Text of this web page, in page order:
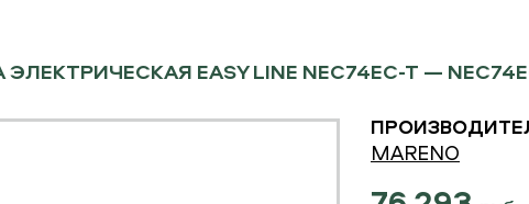
EASY LINE NEC74EC-T —
MARENO